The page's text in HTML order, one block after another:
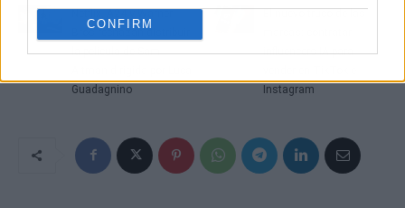
CONFIRM
Netflix, A24 y Warner
Bros rechazan distribuir
la película de Sam
Guadagnino
El nuevo truco de las
influencers IA para
Instagram